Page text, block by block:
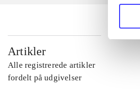
Artikler
Alle registrerede artikler
fordelt på udgivelser